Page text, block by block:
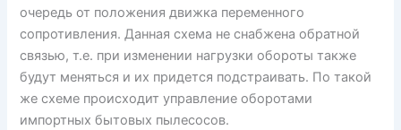
очередь от положения движка переменного
сопротивления. Данная схема не снабжена обратной
связью, т.е. при изменении нагрузки обороты также
будут меняться и их придется подстраивать. По такой
же схеме происходит управление оборотами
импортных бытовых пылесосов.